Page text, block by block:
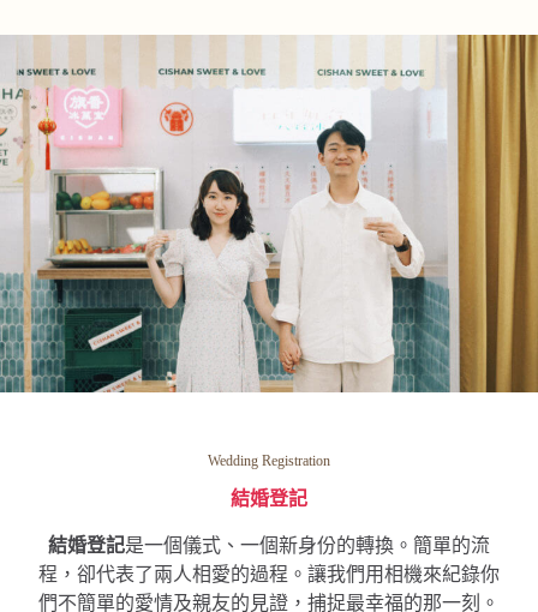
Wedding Registration
結婚登記
結婚登記是一個儀式、一個新身份的轉換。簡單的流
程，卻代表了兩人相愛的過程。讓我們用相機來紀錄你
們不簡單的愛情及親友的見證，捕捉最幸福的那一刻。